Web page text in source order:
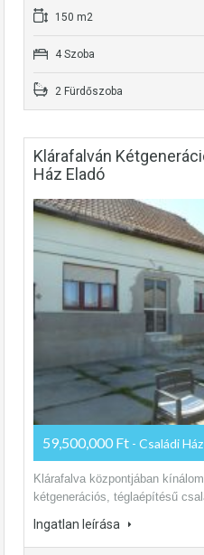
150 m2
4 Szoba
2 Fürdőszoba
Klárafalván
Ház Eladó
59,500,000 Ft - Családi Ház
Klárafalva központjában
kétgenerációs, téglaépítésű
Ingatlan leírása